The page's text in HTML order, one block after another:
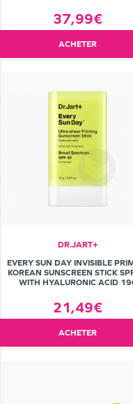
37,99€
ACHETER
DR.JART+
EVERY SUN DAY INVISIBLE
KOREAN SUNSCREEN STICK
WITH HYALURONIC ACID
21,49€
ACHETER